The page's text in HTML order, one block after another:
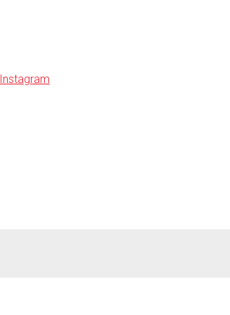
Instagram